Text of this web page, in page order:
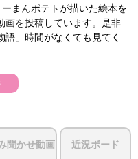
ーまんポテトが描いた絵本を
画を投稿しています。是非
語」時間がなくても見てく
聞かせ動画 近況ボード